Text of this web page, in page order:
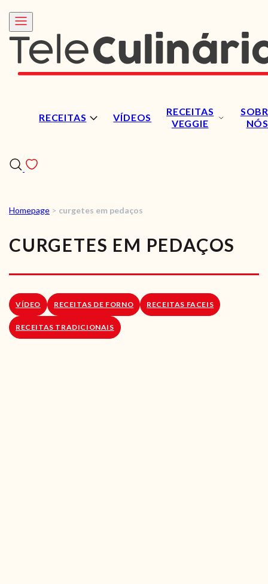
RECEITAS VÍDEOS
RECEITAS
VEGGIE
NÓS
RECEITAS
VÍDEOS
RECEITAS VEGGIE
SOBRE NÓS
LOJA ONLINE
Homepage > curgetes em pedaços
CURGETES EM PEDAÇOS
VÍDEO RECEITAS DE FORNO RECEITAS FACEIS
RECEITAS TRADICIONAIS